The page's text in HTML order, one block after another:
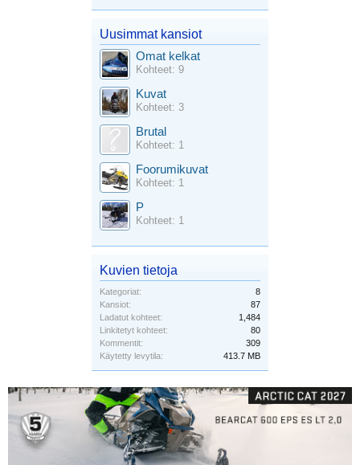
Uusimmat kansiot
Omat kelkat
Kohteet: 9
Kuvat
Kohteet: 3
Brutal
Kohteet: 1
Foorumikuvat
Kohteet: 1
P
Kohteet: 1
Kuvien tietoja
Kategoriat:
8
Kansiot:
87
Ladatut kohteet:
1,484
Linkitetyt kohteet:
80
Kommentit:
309
Käytetty levytila:
413.7 MB